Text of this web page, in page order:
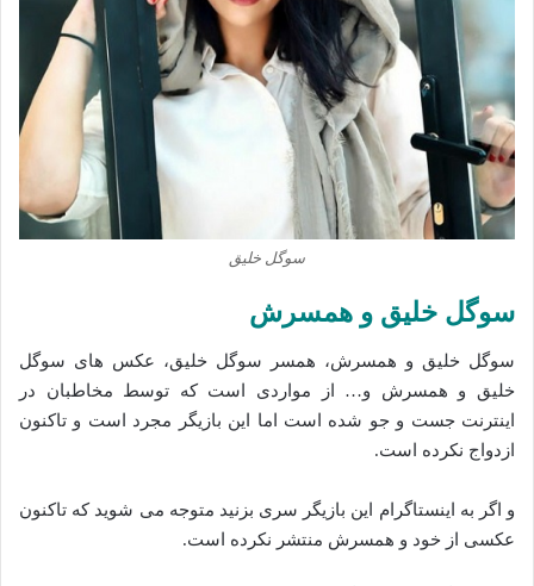
سوگل خلیق
سوگل خلیق و همسرش
‌سوگل خلیق و همسرش، همسر سوگل خلیق، عکس های سوگل
خلیق و همسرش و… از مواردی است که توسط مخاطبان در
اینترنت جست و جو شده‌ است اما این بازیگر مجرد است و تاکنون
ازدواج نکرده است.
و اگر به اینستاگرام این بازیگر سری بزنید متوجه می شوید که تاکنون
عکسی از خود و همسرش منتشر نکرده است.